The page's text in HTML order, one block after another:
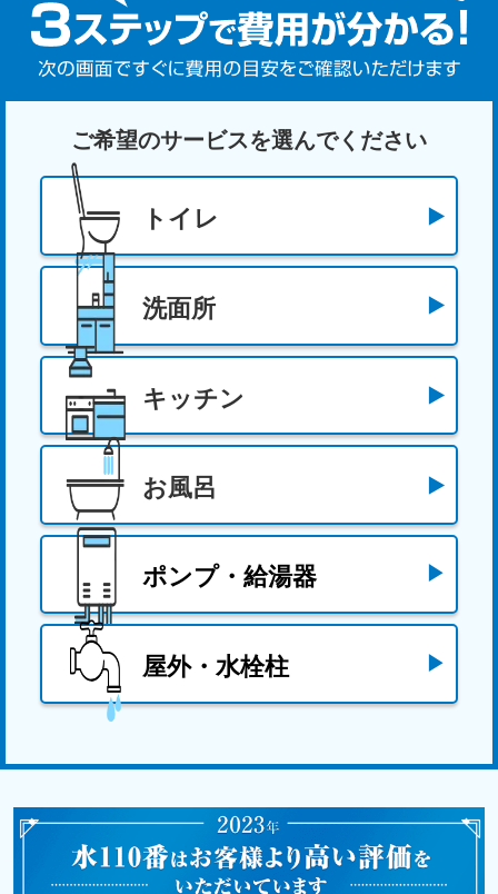
ご希望のサービスを選んでください
トイレ
洗面所
キッチン
お風呂
ポンプ・給湯器
屋外・水栓柱